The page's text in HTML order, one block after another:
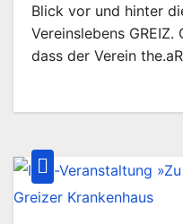
Blick vor und hinter
Vereinslebens
dass der Verein